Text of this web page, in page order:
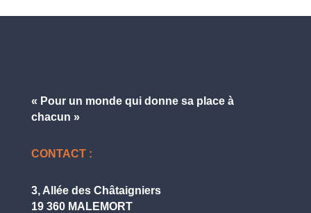
« Pour un monde qui donne sa place à
chacun »
CONTACT :
3, Allée des Châtaigniers
19 360 MALEMORT